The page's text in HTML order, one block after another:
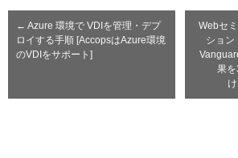
← Azure 環境で VDIを管理・デプ
ロイする手順 [AccopsはAzure環境
のVDIをサポート]
Webセ
ション
果